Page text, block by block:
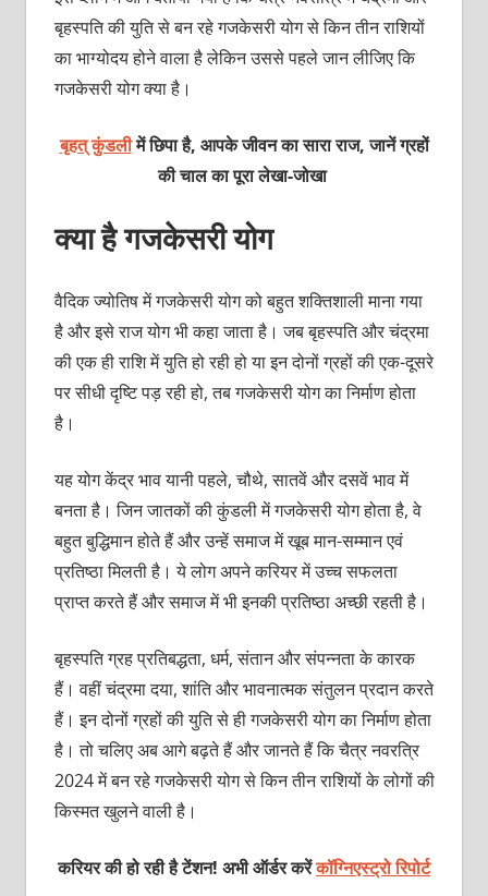
बृहस्‍पति की युति से बन रहे गजकेसरी योग से किन तीन राशियों
का भाग्‍योदय होने वाला है लेकिन उससे पहले जान लीजिए कि
गजकेसरी योग क्‍या है।
बृहत् कुंडलीमें छिपा है, आपके जीवन का सारा राज, जानें ग्रहों
की चाल का पूरा लेखा-जोखा
क्‍या है गजकेसरी योग
वैदिक ज्‍योतिष में गजकेसरी योग को बहुत शक्‍तिशाली माना गया
है और इसे राज योग भी कहा जाता है। जब बृहस्‍पति और चंद्रमा
की एक ही राशि में युति हो रही हो या इन दोनों ग्रहों की एक-दूसरे
पर सीधी दृष्टि पड़ रही हो, तब गजकेसरी योग का निर्माण होता
है।
यह योग केंद्र भाव यानी पहले, चौथे, सातवें और दसवें भाव में
बनता है। जिन जातकों की कुंडली में गजकेसरी योग होता है, वे
बहुत बुद्धिमान होते हैं और उन्‍हें समाज में खूब मान-सम्‍मान एवं
प्रतिष्‍ठा मिलती है। ये लोग अपने करियर में उच्‍च सफलता
प्राप्‍त करते हैं और समाज में भी इनकी प्रतिष्‍ठा अच्‍छी रहती है।
बृहस्‍पति ग्रह प्रतिबद्धता, धर्म, संतान और संपन्‍नता के कारक
हैं। वहीं चंद्रमा दया, शांति और भावनात्‍मक संतुलन प्रदान करते
हैं। इन दोनों ग्रहों की युति से ही गजकेसरी योग का निर्माण होता
है। तो चलिए अब आगे बढ़ते हैं और जानते हैं कि चैत्र नवरत्रि
2024 में बन रहे गजकेसरी योग से किन तीन राशियों के लोगों की
किस्‍मत खुलने वाली है।
करियर की हो रही है टेंशन! अभी ऑर्डर करेंकॉग्निएस्ट्रो रिपोर्ट